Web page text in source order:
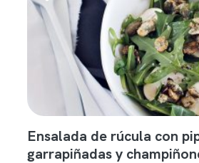
Ensalada de rúcula con
garrapiñadas y